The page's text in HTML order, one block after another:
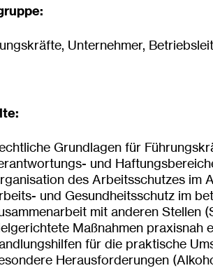
Unternehmer,
Grundlagen für
und
des Arbeitsschutzes im
und Gesundheitsschutz im
mit anderen Stellen
Maßnahmen praxisnah
für die praktische
Herausforderungen